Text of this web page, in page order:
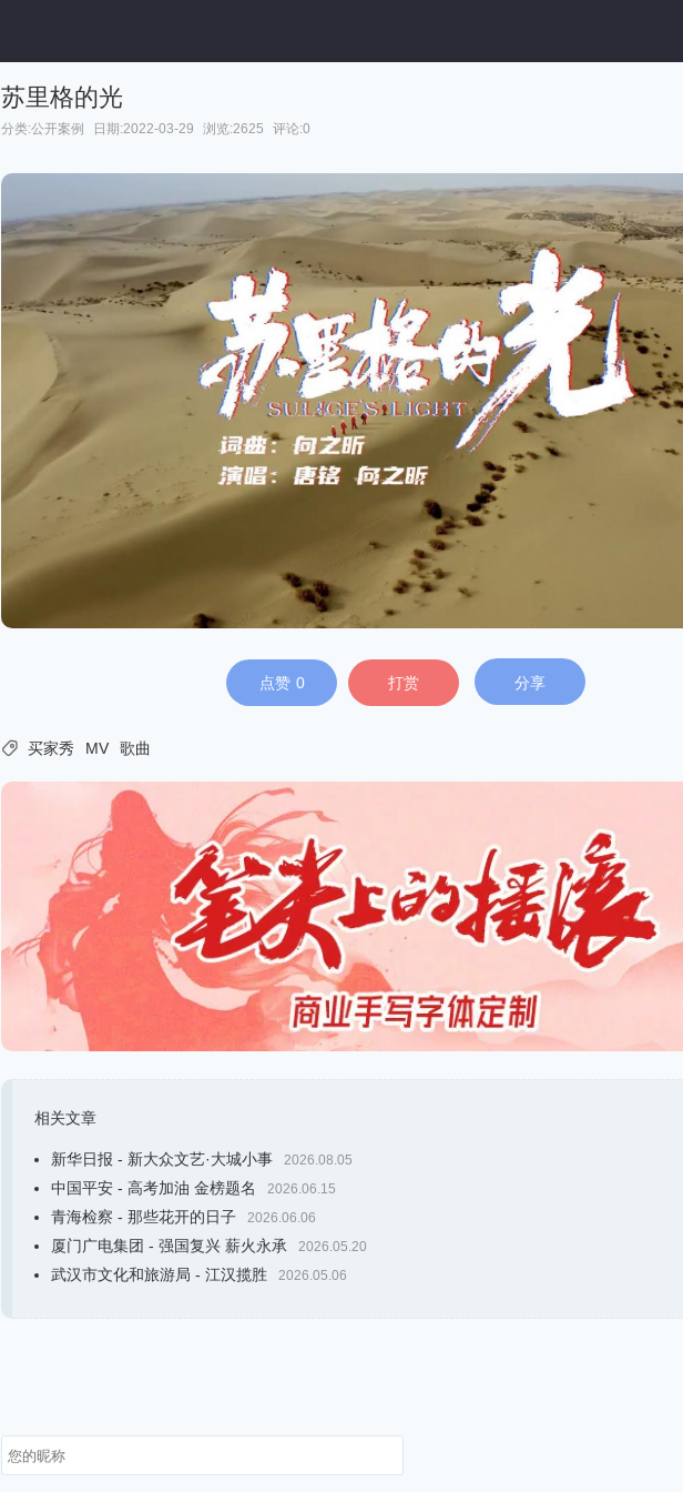
苏里格的光
分类:公开案例 日期:2022-03-29 浏览:2625 评论:0
点赞 0 打赏 分享
 买家秀 MV 歌曲
相关文章
新华日报 - 新大众文艺·大城小事 2026.08.05
中国平安 - 高考加油 金榜题名 2026.06.15
青海检察 - 那些花开的日子 2026.06.06
厦门广电集团 - 强国复兴 薪火永承 2026.05.20
武汉市文化和旅游局 - 江汉揽胜 2026.05.06